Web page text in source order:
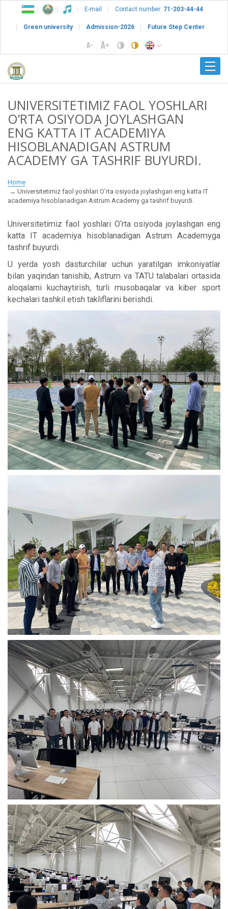
E-mail Contact number: 71-203-44-44
Green university Admission-2026 Future Step Center
UNIVERSITETIMIZ FAOL YOSHLARI
O’RTA OSIYODA JOYLASHGAN
ENG KATTA IT ACADEMIYA
HISOBLANADIGAN ASTRUM
ACADEMY GA TASHRIF BUYURDI.
Home
Universitetimiz faol yoshlari O’rta osiyoda joylashgan eng katta IT
academiya hisoblanadigan Astrum Academy ga tashrif buyurdi.
Universitetimiz faol yoshlari O‘rta osiyoda joylashgan eng
katta IT academiya hisoblanadigan Astrum Academyga
tashrif buyurdi.
U yerda yosh dasturchilar uchun yaratilgan imkoniyatlar
bilan yaqindan tanishib, Astrum va TATU talabalari ortasida
aloqalarni kuchaytirish, turli musobaqalar va kiber sport
kechalari tashkil etish takliflarini berishdi.